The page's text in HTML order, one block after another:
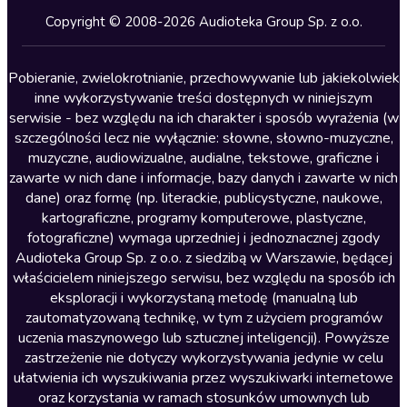
Kryminały
Lektury szkolne
Literatura anglojęzyczna
Literatura faktu
Literatura obyczajowa
Literatura piękna obca
Literatura piękna polska
Nagrania relaksacyjne
Nauka języków
Nauki humanistyczne
Podcasty i audycje
Polityka
Prasa
Copyright © 2008-2026 Audioteka Group Sp. z o.o.
Pobieranie, zwielokrotnianie, przechowywanie lub jakiekolwiek
inne wykorzystywanie treści dostępnych w niniejszym
serwisie - bez względu na ich charakter i sposób wyrażenia (w
szczególności lecz nie wyłącznie: słowne, słowno-muzyczne,
muzyczne, audiowizualne, audialne, tekstowe, graficzne i
zawarte w nich dane i informacje, bazy danych i zawarte w nich
dane) oraz formę (np. literackie, publicystyczne, naukowe,
kartograficzne, programy komputerowe, plastyczne,
fotograficzne) wymaga uprzedniej i jednoznacznej zgody
Audioteka Group Sp. z o.o. z siedzibą w Warszawie, będącej
właścicielem niniejszego serwisu, bez względu na sposób ich
eksploracji i wykorzystaną metodę (manualną lub
zautomatyzowaną technikę, w tym z użyciem programów
uczenia maszynowego lub sztucznej inteligencji). Powyższe
zastrzeżenie nie dotyczy wykorzystywania jedynie w celu
ułatwienia ich wyszukiwania przez wyszukiwarki internetowe
oraz korzystania w ramach stosunków umownych lub